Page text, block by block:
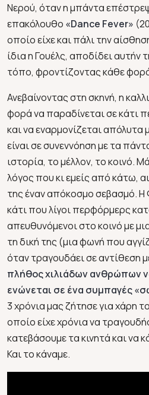
Νερού, όταν η μπάντα
επακόλουθο «Dance Fever»
οποίο είχε και πάλι την
ίδια η Γουέλς, αποδίδει αυτήν
τόπο, φροντίζοντας κάθε
Ανεβαίνοντας στη σκηνή, η
φορά να παραδίνεται σε κάτι
και να εναρμονίζεται απόλυτα
είναι σε συνεννόηση με τα
ιστορία, το μέλλον, το κοινό.
λόγος που κι εμείς από κάτω,
της έναν απόκοσμο σεβασμό. Η
κάτι που λίγοι περφόρμερς
απευθυνόμενοι στο κοινό με
τη δική της (μια φωνή που
όταν τραγουδάει σε αντίθεση
πλήθος χιλιάδων ανθρώπων
ενώνεται σε ένα συμπαγές
3 χρόνια μας ζήτησε για χάρη
οποίο είχε χρόνια να
κατεβάσουμε τα κινητά και να
Και το κάναμε.